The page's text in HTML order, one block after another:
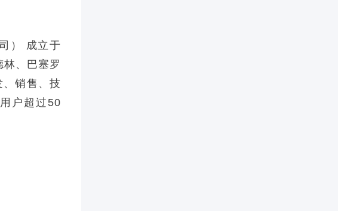
） 成立于
、巴塞罗
销售、技
户超过50